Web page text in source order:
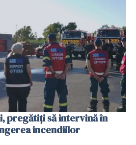
pregătiţi să intervină în
incendiilor